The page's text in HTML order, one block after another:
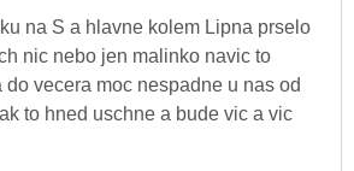
na S a hlavne kolem Lipna prselo
nic nebo jen malinko navic to
vecera moc nespadne u nas od
to hned uschne a bude vic a vic